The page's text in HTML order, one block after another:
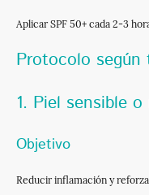
Aplicar SPF 50+ cada 2-3
Protocolo según
1. Piel sensible
Objetivo
Reducir inflamación y